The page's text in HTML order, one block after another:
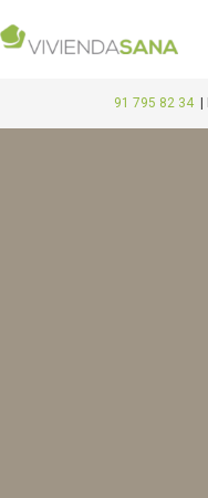
al
91 795 82 34